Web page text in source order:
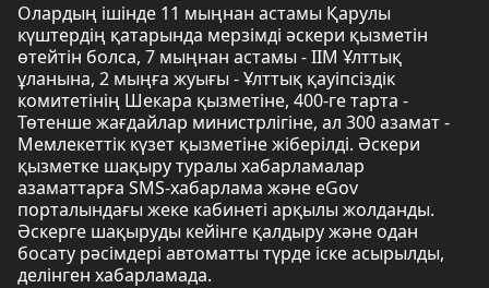
Олардың ішінде 11 мыңнан астамы Қарулы
күштердің қатарында мерзімді әскери қызметін
өтейтін болса, 7 мыңнан астамы - ІІМ Ұлттық
ұланына, 2 мыңға жуығы - Ұлттық қауіпсіздік
комитетінің Шекара қызметіне, 400-ге тарта -
Төтенше жағдайлар министрлігіне, ал 300 азамат -
Мемлекеттік күзет қызметіне жіберілді. Әскери
қызметке шақыру туралы хабарламалар
азаматтарға SMS-хабарлама және eGov
порталындағы жеке кабинеті арқылы жолданды.
Әскерге шақыруды кейінге қалдыру және одан
босату рәсімдері автоматты түрде іске асырылды,
делінген хабарламада.